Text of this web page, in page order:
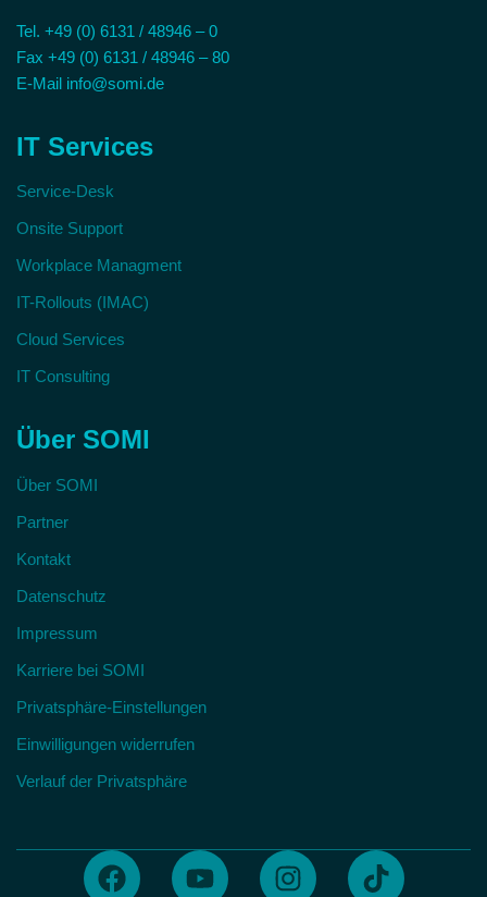
Tel. +49 (0) 6131 / 48946 – 0
Fax +49 (0) 6131 / 48946 – 80
E-Mail info@somi.de
IT Services
Service-Desk
Onsite Support
Workplace Managment
IT-Rollouts (IMAC)
Cloud Services
IT Consulting
Über SOMI
Über SOMI
Partner
Kontakt
Datenschutz
Impressum
Karriere bei SOMI
Privatsphäre-Einstellungen
Einwilligungen widerrufen
Verlauf der Privatsphäre